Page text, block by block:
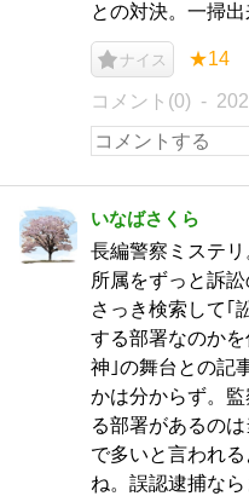
との対決。一掃
ナイス ★14
コメント(0)
いなばさくら
長編警察ミステ
所属をずっと訴
さっき検索して｢
する部署なのか
神｣の舞台との記
かは分からず。
る部署があるの
で多いと言われ
ね。誤認逮捕な